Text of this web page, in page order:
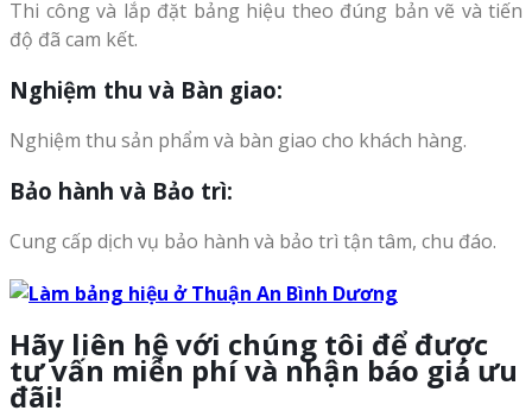
Thi công và lắp đặt bảng hiệu theo đúng bản vẽ và tiến
độ đã cam kết.
Nghiệm thu và Bàn giao:
Nghiệm thu sản phẩm và bàn giao cho khách hàng.
Bảo hành và Bảo trì:
Cung cấp dịch vụ bảo hành và bảo trì tận tâm, chu đáo.
Hãy liên hệ với chúng tôi để được
tư vấn miễn phí và nhận báo giá ưu
đãi!